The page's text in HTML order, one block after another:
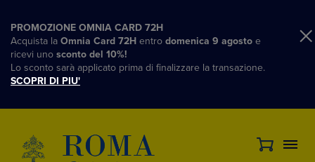
PROMOZIONE OMNIA CARD 72H
Acquista la Omnia Card 72H entro domenica 9 agosto e
ricevi uno sconto del 10%!
Lo sconto sarà applicato prima di finalizzare la transazione.
SCOPRI DI PIU'